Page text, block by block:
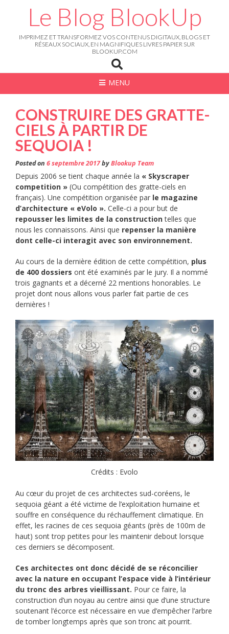
Le Blog BlookUp
IMPRIMEZ ET TRANSFORMEZ VOS CONTENUS DIGITAUX, BLOGS ET
RÉSEAUX SOCIAUX, EN MAGNIFIQUES LIVRES PAPIER SUR
BLOOKUP.COM
MENU
CONSTRUIRE DES GRATTE-
CIELS À PARTIR DE
SEQUOIA !
Posted on 6 septembre 2017byBlookup Team
Depuis 2006 se tient chaque année la « Skyscraper
competition » (Ou compétition des gratte-ciels en
français). Une compétition organisée par le magazine
d’architecture « eVolo ». Celle-ci a pour but de
repousser les limites de la constructiontelles que
nous les connaissons. Ainsi que repenser la manière
dont celle-ci interagit avec son environnement.
Au cours de la dernière édition de cette compétition, plus
de 400 dossiers ont été examinés par le jury. Il a nommé
trois gagnants et a décerné 22 mentions honorables. Le
projet dont nous allons vous parler fait partie de ces
dernières !
Crédits : Evolo
Au cœur du projet de ces architectes sud-coréens, le
sequoia géant a été victime de l’exploitation humaine et
souffre en conséquence du réchauffement climatique. En
effet, les racines de ces sequoia géants (près de 100m de
haut) sont trop petites pour les maintenir debout lorsque
ces derniers se décomposent.
Ces architectes ont donc décidé de se réconcilier
avec la nature en occupant l’espace vide à l’intérieur
du tronc des arbres vieillissant. Pour ce faire, la
construction d’un noyau au centre ainsi que d’une structure
soutenant l’écorce est nécessaire en vue d’empêcher l’arbre
de tomber longtemps après que son tronc ait pourrit.